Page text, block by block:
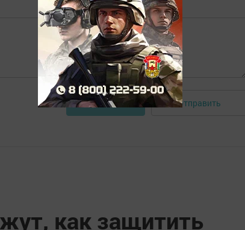
Авторизоваться Отправить
как защитить